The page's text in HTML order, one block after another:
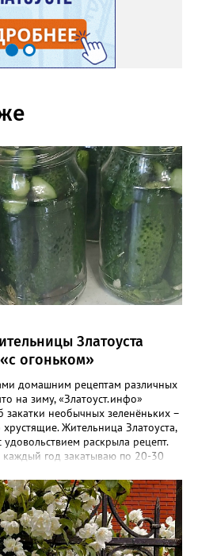
Златоуста
огоньком»
домашним рецептам различных
на зиму, «Златоуст.инфо»
закатки необычных зеленёньких –
Жительница Златоуста,
раскрыла рецепт.
год закатываю по 20-30
неизменно просят рецепт, -
это неласковое лето, парники
любым недорогим острым
рецепт. Дети называют
Ольга, - замачиваем огурцы в